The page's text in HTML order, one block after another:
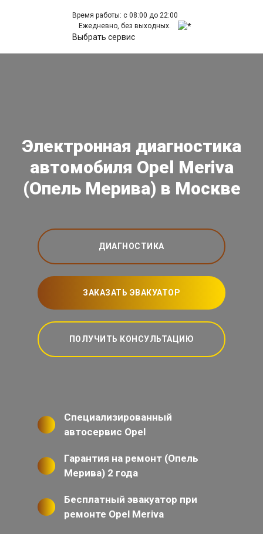
Время работы: с 08:00 до 22:00
Ежедневно, без выходных.
Выбрать сервис
Электронная диагностика
автомобиля Opel Meriva
(Опель Мерива) в Москве
ДИАГНОСТИКА
ЗАКАЗАТЬ ЭВАКУАТОР
ПОЛУЧИТЬ КОНСУЛЬТАЦИЮ
Специализированный
автосервис Opel
Гарантия на ремонт (Опель
Мерива) 2 года
Бесплатный эвакуатор при
ремонте Opel Meriva